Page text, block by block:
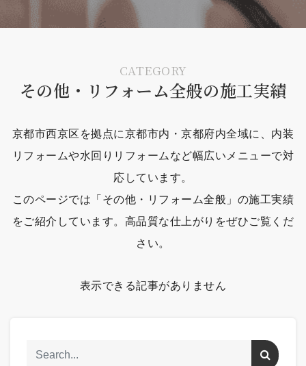
CATEGORY
その他・リフォーム全般の施工実績
京都市西京区を拠点に京都市内・京都府内全域に、内装
リフォームや水回りリフォームなど幅広いメニューで対
応しています。
このページでは「その他・リフォーム全般」の施工実績
をご紹介しています。高品質な仕上がりをぜひご覧くだ
さい。
表示できる記事がありません